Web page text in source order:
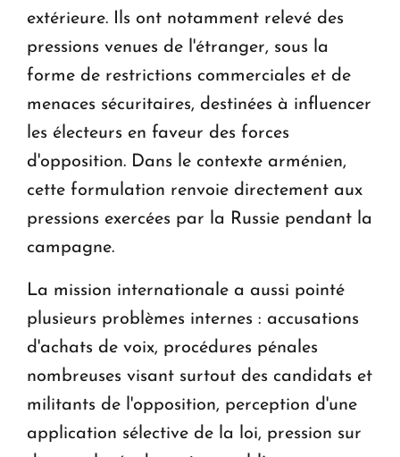
extérieure. Ils ont notamment relevé des
pressions venues de l'étranger, sous la
forme de restrictions commerciales et de
menaces sécuritaires, destinées à influencer
les électeurs en faveur des forces
d'opposition. Dans le contexte arménien,
cette formulation renvoie directement aux
pressions exercées par la Russie pendant la
campagne.
La mission internationale a aussi pointé
plusieurs problèmes internes : accusations
d'achats de voix, procédures pénales
nombreuses visant surtout des candidats et
militants de l'opposition, perception d'une
application sélective de la loi, pression sur